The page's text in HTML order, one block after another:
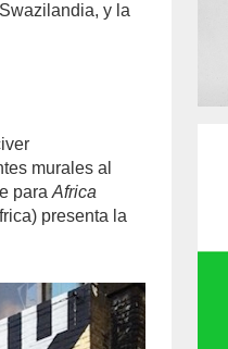
y la
murales al
paraAfrica
presenta la